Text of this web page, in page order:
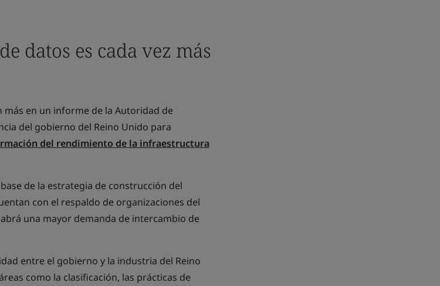
datos es cada vez más
más en un informe de la Autoridad de
del gobierno del Reino Unido para
del rendimiento de la infraestructura
de la estrategia de construcción del
con el respaldo de organizaciones del
una mayor demanda de intercambio de
entre el gobierno y la industria del Reino
como la clasificación, las prácticas de